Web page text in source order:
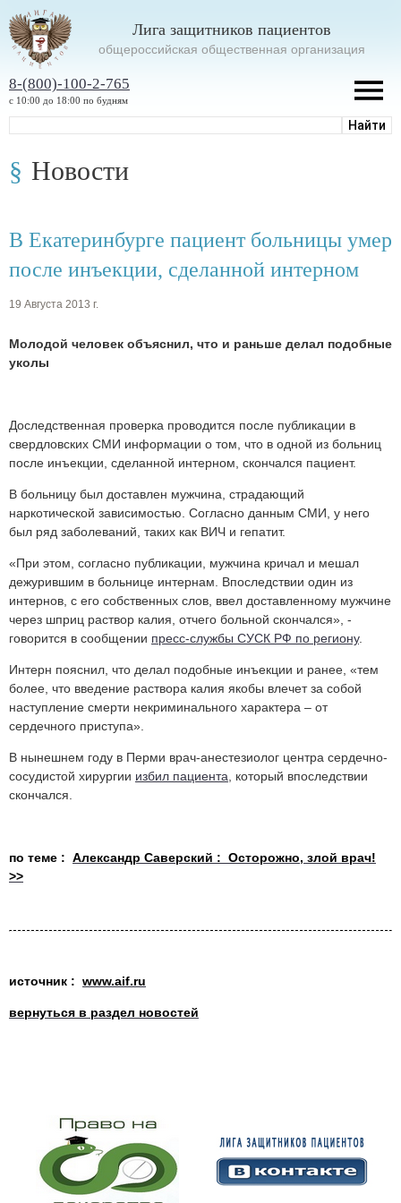
Лига защитников пациентов
oбщероссийская общественная организация
8-(800)-100-2-765
с 10:00 до 18:00 по будням
Новости
В Екатеринбурге пациент больницы умер
после инъекции, сделанной интерном
19 Августа 2013 г.
Молодой человек объяснил, что и раньше делал подобные
уколы
Доследственная проверка проводится после публикации в
свердловских СМИ информации о том, что в одной из больниц
после инъекции, сделанной интерном, скончался пациент.
В больницу был доставлен мужчина, страдающий
наркотической зависимостью. Согласно данным СМИ, у него
был ряд заболеваний, таких как ВИЧ и гепатит.
«При этом, согласно публикации, мужчина кричал и мешал
дежурившим в больнице интернам. Впоследствии один из
интернов, с его собственных слов, ввел доставленному мужчине
через шприц раствор калия, отчего больной скончался», -
говорится в сообщении пресс-службы СУСК РФ по региону.
Интерн пояснил, что делал подобные инъекции и ранее, «тем
более, что введение раствора калия якобы влечет за собой
наступление смерти некриминального характера – от
сердечного приступа».
В нынешнем году в Перми врач-анестезиолог центра сердечно-
сосудистой хирургии избил пациента , который впоследствии
скончался.
по теме : Александр Саверский : Осторожно, злой врач!
>>
источник : www.aif.ru
вернуться в раздел новостей